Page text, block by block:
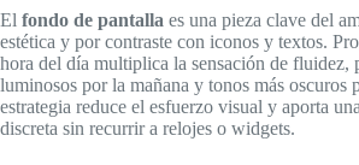
El fondo de pantalla es una pieza clave del
estética y por contraste con iconos y textos.
hora del día multiplica la sensación de fluidez,
luminosos por la mañana y tonos más oscuros
estrategia reduce el esfuerzo visual y aporta
discreta sin recurrir a relojes o widgets.